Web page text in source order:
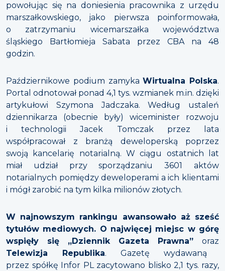
powołując się na doniesienia pracownika z urzędu
marszałkowskiego, jako pierwsza poinformowała,
o zatrzymaniu wicemarszałka województwa
śląskiego Bartłomieja Sabata przez CBA na 48
godzin.
Październikowe podium zamykaWirtualna Polska.
Portal odnotował ponad 4,1 tys. wzmianek m.in. dzięki
artykułowi Szymona Jadczaka. Według ustaleń
dziennikarza (obecnie były) wiceminister rozwoju
i technologii Jacek Tomczak przez lata
współpracował z branżą deweloperską poprzez
swoją kancelarię notarialną. W ciągu ostatnich lat
miał udział przy sporządzaniu 3601 aktów
notarialnych pomiędzy deweloperami a ich klientami
i mógł zarobić na tym kilka milionów złotych.
W najnowszym rankingu awansowało aż sześć
tytułów mediowych. O najwięcej miejsc w górę
wspięły się „Dziennik Gazeta Prawna” oraz
Telewizja Republika. Gazetę wydawaną
przez spółkę Infor PL zacytowano blisko 2,1 tys. razy,